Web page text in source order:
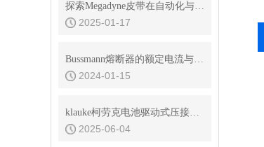
探索Megadyne皮带在自动化与制造中的应用
2025-01-17
Bussmann熔断器的额定电流与熔断特性选择指南
2024-01-15
klauke柯劳克电池驱动式压接工具EK50ML适用于什么模具
2025-06-04